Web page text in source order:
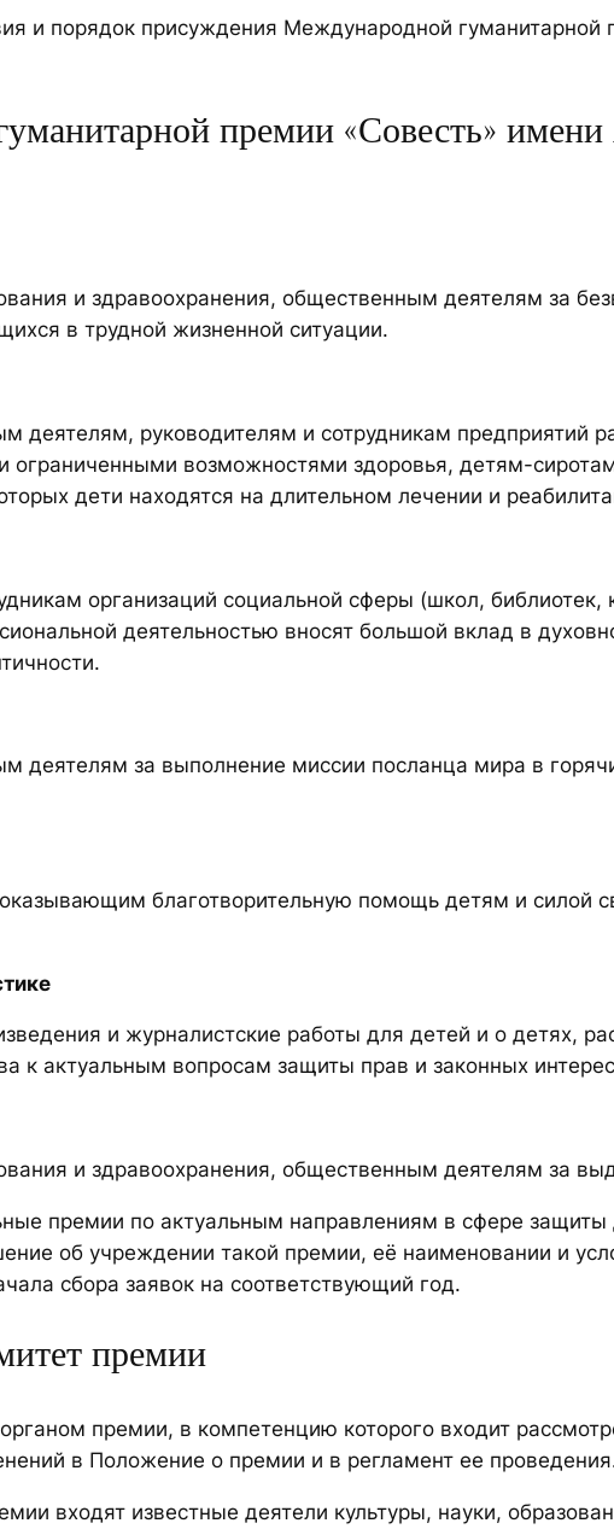
и порядок присуждения Международной
премии «Совесть» имени
и здравоохранения, общественным деятелям за
в трудной жизненной ситуации.
деятелям, руководителям и сотрудникам предприятий
возможностями здоровья, детям-
дети находятся на длительном лечении и
организаций социальной сферы (школ, библиотек,
деятельностью вносят большой вклад в
деятелям за выполнение миссии посланца мира в
благотворительную помощь детям и силой
и журналистские работы для детей и о детях,
к актуальным вопросам защиты прав и законных
и здравоохранения, общественным деятелям за
премии по актуальным направлениям в сфере
об учреждении такой премии, её наименовании и
сбора заявок на соответствующий год.
премии
премии, в компетенцию которого входит
в Положение о премии и в регламент ее
входят известные деятели культуры, науки,